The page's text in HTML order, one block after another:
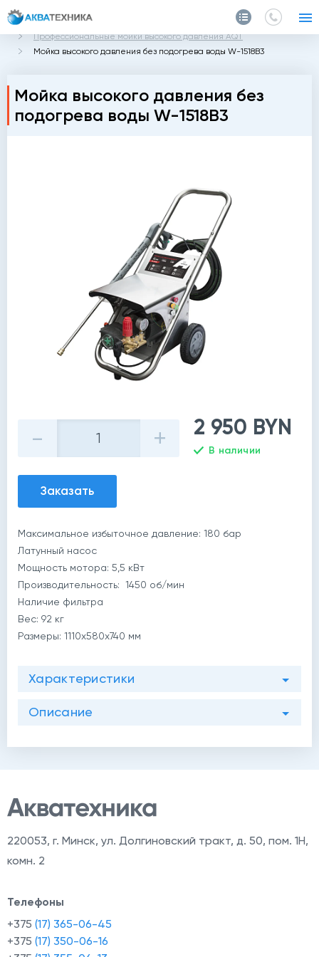
Главная
Каталог
Профессиональные мойки высокого давления AQT
Мойка высокого давления без подогрева воды W-1518B3
Мойка высокого давления без
подогрева воды W-1518B3
- + 2 950 BYN
В наличии
Заказать
Максимальное избыточное давление: 180 бар
Латунный насос
Мощность мотора: 5,5 кВт
Производительность: 1450 об/мин
Наличие фильтра
Вес: 92 кг
Размеры: 1110x580x740 мм
Характеристики
Описание
220053, г. Минск, ул. Долгиновский тракт, д. 50, пом. 1Н,
комн. 2
Телефоны
+375 (17) 365-06-45
+375 (17) 350-06-16